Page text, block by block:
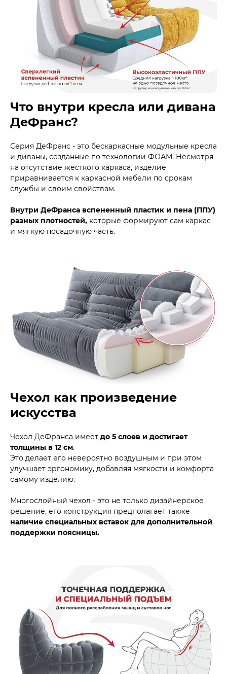
Что внутри кресла или дивана
ДеФранс?
Серия ДеФранс - это бескаркасные модульные кресла
и диваны, созданные по технологии ФОАМ. Несмотря
на отсутствие жесткого каркаса, изделие
приравнивается к каркасной мебели по срокам
службы и своим свойствам.
Внутри ДеФранса вспененный пластик и пена (ППУ)
разных плотностей, которые формируют сам каркас
и мягкую посадочную часть.
Чехол как произведение
искусства
Чехол ДеФранса имеет до 5 слоев и достигает
толщины в 12 см.
Это делает его невероятно воздушным и при этом
улучшает эргономику, добавляя мягкости и комфорта
самому изделию.
Многослойный чехол - это не только дизайнерское
решение, его конструкция предполагает также
наличие специальных вставок для дополнительной
поддержки поясницы.